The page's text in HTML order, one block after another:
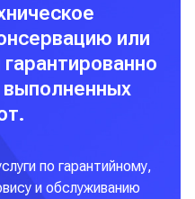
или
выполненных
по гарантийному,
и обслуживанию